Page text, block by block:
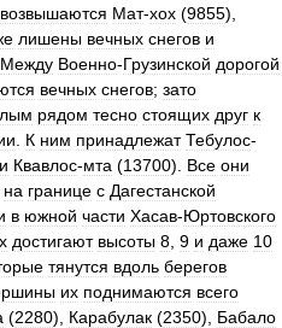
возвышаются Мат-хох (9855),
лишены вечных снегов и
Между Военно-Грузинской дорогой
вечных снегов; зато
рядом тесно стоящих друг к
К ним принадлежат Тебулос-
и Квавлос-мта (13700). Все они
на границе с Дагестанской
в южной части Хасав-Юртовского
достигают высоты 8 9 и даже 10
тянутся вдоль берегов
их поднимаются всего
(2280), Карабулак (2350), Бабало